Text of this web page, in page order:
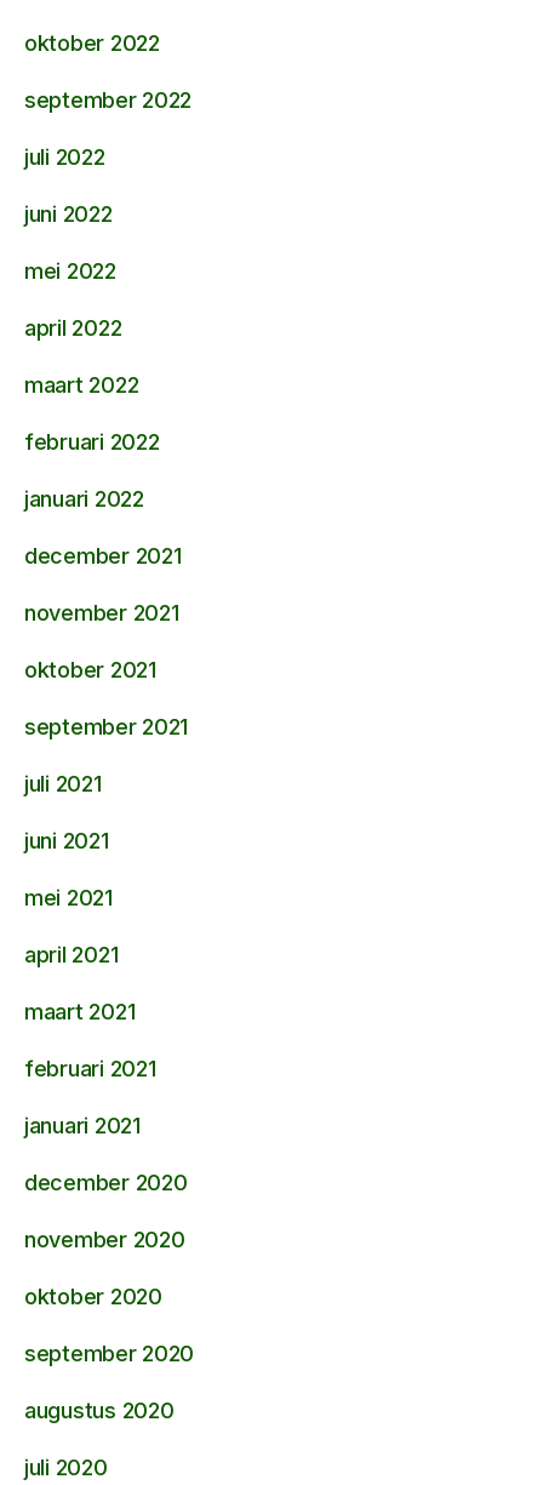
oktober 2022
september 2022
juli 2022
juni 2022
mei 2022
april 2022
maart 2022
februari 2022
januari 2022
december 2021
november 2021
oktober 2021
september 2021
juli 2021
juni 2021
mei 2021
april 2021
maart 2021
februari 2021
januari 2021
december 2020
november 2020
oktober 2020
september 2020
augustus 2020
juli 2020